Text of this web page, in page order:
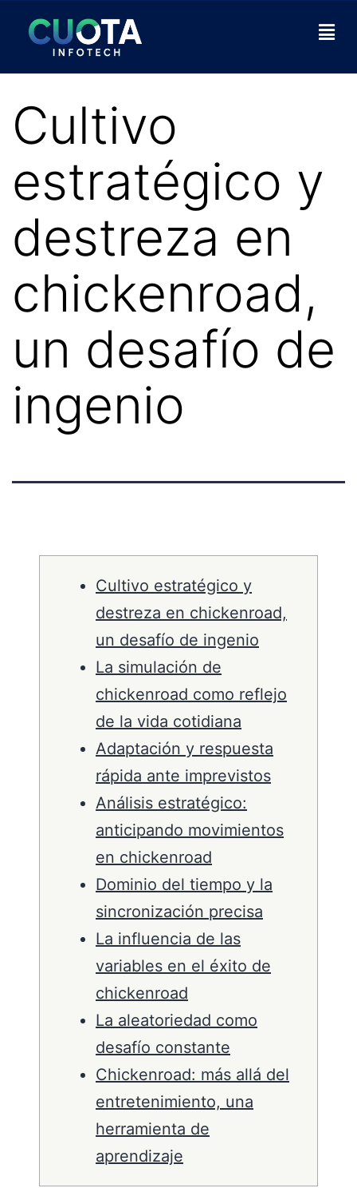
Cultivo
estratégico y
destreza en
chickenroad,
un desafío de
ingenio
Cultivo estratégico y
destreza en chickenroad,
un desafío de ingenio
La simulación de
chickenroad como reflejo
de la vida cotidiana
Adaptación y respuesta
rápida ante imprevistos
Análisis estratégico:
anticipando movimientos
en chickenroad
Dominio del tiempo y la
sincronización precisa
La influencia de las
variables en el éxito de
chickenroad
La aleatoriedad como
desafío constante
Chickenroad: más allá del
entretenimiento, una
herramienta de
aprendizaje